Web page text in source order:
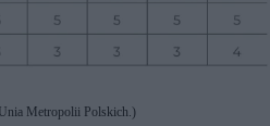
Metropolii Polskich.)